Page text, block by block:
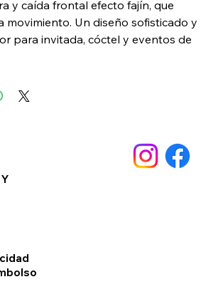
y caída frontal efecto fajín, que
movimiento. Un diseño sofisticado y
para invitada, cóctel y eventos de